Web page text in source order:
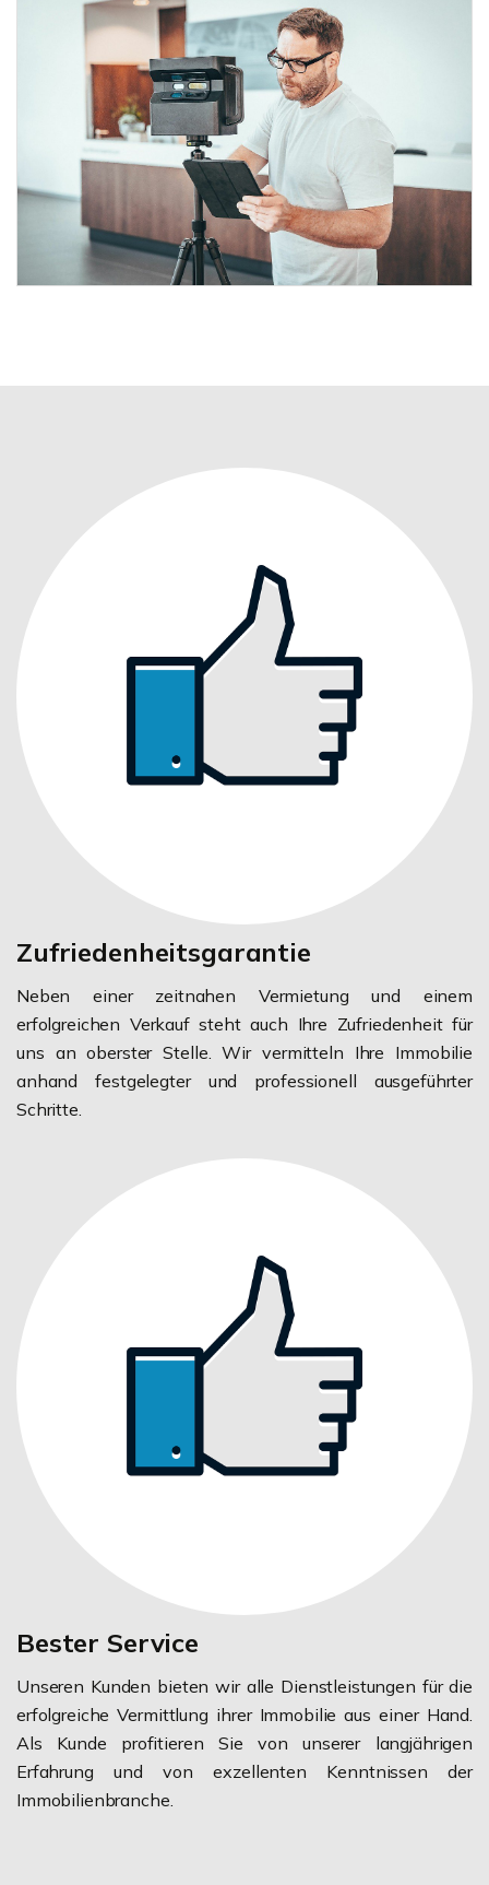
Zufriedenheitsgarantie
Neben einer zeitnahen Vermietung und einem
erfolgreichen Verkauf steht auch Ihre Zufriedenheit für
uns an oberster Stelle. Wir vermitteln Ihre Immobilie
anhand festgelegter und professionell ausgeführter
Schritte.
Bester Service
Unseren Kunden bieten wir alle Dienstleistungen für die
erfolgreiche Vermittlung ihrer Immobilie aus einer Hand.
Als Kunde profitieren Sie von unserer langjährigen
Erfahrung und von exzellenten Kenntnissen der
Immobilienbranche.